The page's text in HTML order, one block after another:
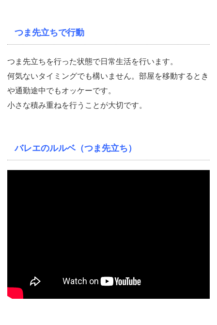
つま先立ちで行動
つま先立ちを行った状態で日常生活を行います。
何気ないタイミングでも構いません。部屋を移動するとき
や通勤途中でもオッケーです。
小さな積み重ねを行うことが大切です。
バレエのルルベ（つま先立ち）